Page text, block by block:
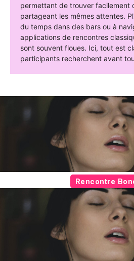
permettant de trouver facilement
partageant les mêmes attentes.
du temps dans des bars ou à
applications de rencontres
sont souvent floues. Ici, tout est
participants recherchent avant
Rencontre